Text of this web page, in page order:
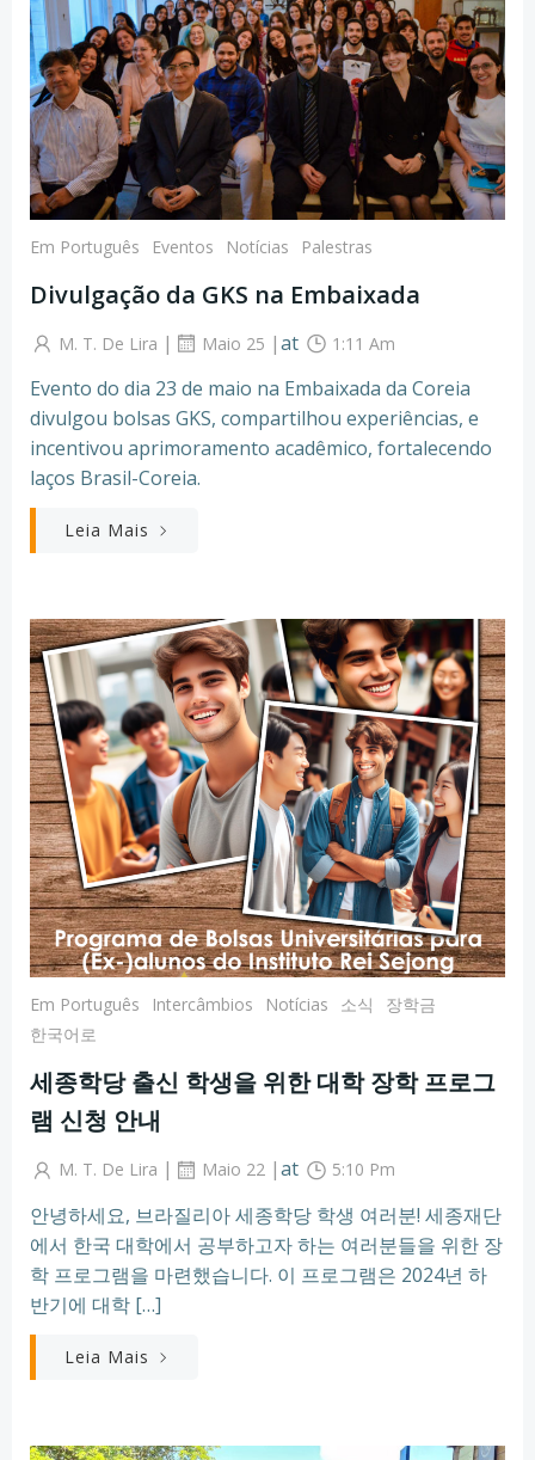
Em Português Eventos Notícias Palestras
Divulgação da GKS na Embaixada
M. T. De Lira | Maio 25 |at 1:11 Am
Evento do dia 23 de maio na Embaixada da Coreia
divulgou bolsas GKS, compartilhou experiências, e
incentivou aprimoramento acadêmico, fortalecendo
laços Brasil-Coreia.
Leia Mais
Em Português Intercâmbios Notícias 소식
장학금
한국어로
세종학당 출신 학생을 위한 대학 장학 프로그
램 신청 안내
M. T. De Lira | Maio 22 |at 5:10 Pm
안녕하세요, 브라질리아 세종학당 학생 여러분! 세종재단
에서 한국 대학에서 공부하고자 하는 여러분들을 위한 장
학 프로그램을 마련했습니다. 이 프로그램은 2024년 하
반기에 대학 […]
Leia Mais